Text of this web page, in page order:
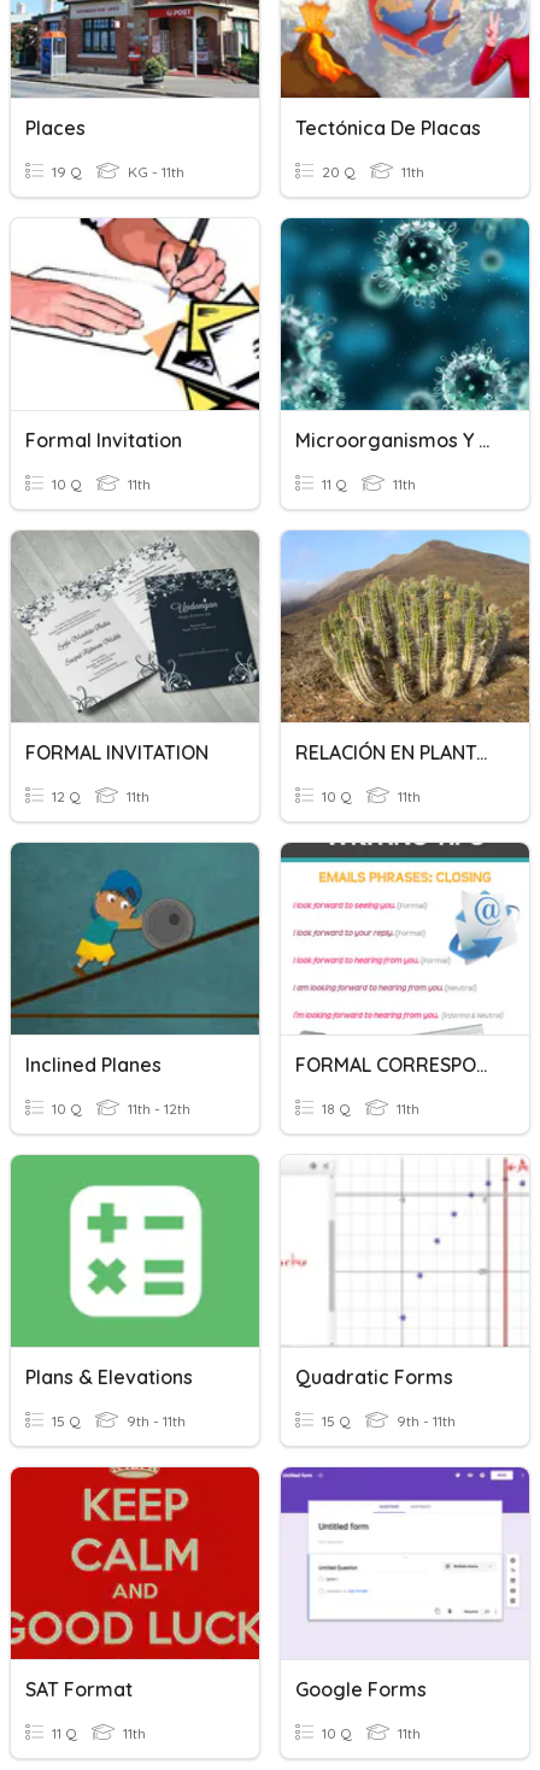
Places
19 Q KG - 11th
Tectónica De Placas
20 Q 11th
Formal Invitation
10 Q 11th
Microorganismos Y Formas Acelulares
11 Q 11th
FORMAL INVITATION
12 Q 11th
RELACIÓN EN PLANTAS
10 Q 11th
Inclined Planes
10 Q 11th - 12th
FORMAL CORRESPONDENCE PREPOSITIONS
18 Q 11th
Plans & Elevations
15 Q 9th - 11th
Quadratic Forms
15 Q 9th - 11th
SAT Format
11 Q 11th
Google Forms
10 Q 11th